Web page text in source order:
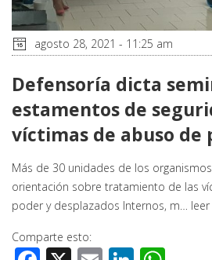
agosto 28, 2021 - 11:25 am
Defensoría dicta
estamentos de
víctimas de abuso de
Más de 30 unidades de los
orientación sobre tratamiento de las
poder y desplazados Internos, m…
Comparte esto: